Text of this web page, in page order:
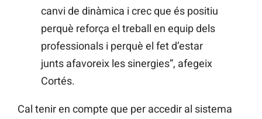
canvi de dinàmica i crec que és positiu
perquè reforça el treball en equip dels
professionals i perquè el fet d’estar
junts afavoreix les sinergies”, afegeix
Cortés.
Cal tenir en compte que per accedir al sistema